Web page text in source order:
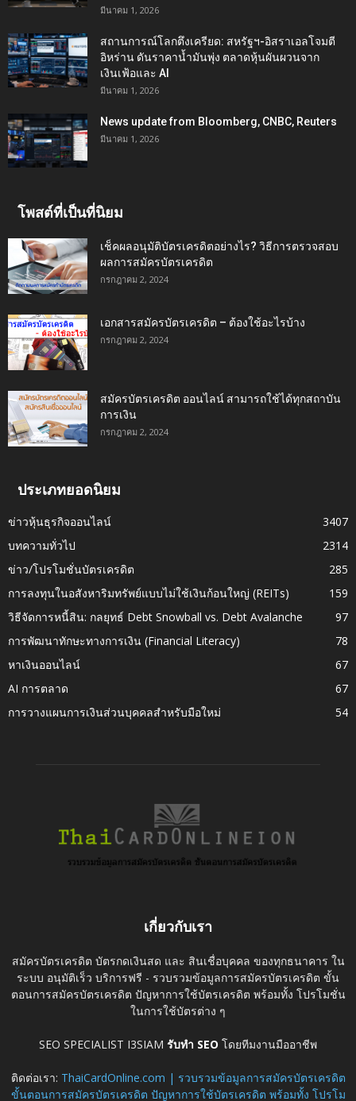
มีนาคม 1, 2026
สถานการณ์โลกตึงเครียด: สหรัฐฯ-อิสราเอลโจมตี
อิหร่าน ดันราคาน้ำมันพุ่ง ตลาดหุ้นผันผวนจาก
เงินเฟ้อและ AI
มีนาคม 1, 2026
News update from Bloomberg, CNBC, Reuters
มีนาคม 1, 2026
โพสต์ที่เป็นที่นิยม
เช็คผลอนุมัติบัตรเครดิตอย่างไร? วิธีการตรวจสอบ
ผลการสมัครบัตรเครดิต
กรกฎาคม 2, 2024
เอกสารสมัครบัตรเครดิต – ต้องใช้อะไรบ้าง
กรกฎาคม 2, 2024
สมัครบัตรเครดิต ออนไลน์ สามารถใช้ได้ทุกสถาบัน
การเงิน
กรกฎาคม 2, 2024
ประเภทยอดนิยม
ข่าวหุ้นธุรกิจออนไลน์
3407
บทความทั่วไป
2314
ข่าว/โปรโมชั่นบัตรเครดิต
285
การลงทุนในอสังหาริมทรัพย์แบบไม่ใช้เงินก้อนใหญ่ (REITs)
159
วิธีจัดการหนี้สิน: กลยุทธ์ Debt Snowball vs. Debt Avalanche
97
การพัฒนาทักษะทางการเงิน (Financial Literacy)
78
หาเงินออนไลน์
67
AI การตลาด
67
การวางแผนการเงินส่วนบุคคลสำหรับมือใหม่
54
เกี่ยวกับเรา
สมัครบัตรเครดิต บัตรกดเงินสด และ สินเชื่อบุคคล ของทุกธนาคาร ใน
ระบบ อนุมัติเร็ว บริการฟรี - รวบรวมข้อมูลการสมัครบัตรเครดิต ขั้น
ตอนการสมัครบัตรเครดิต ปัญหาการใช้บัตรเครดิต พร้อมทั้ง โปรโมชั่น
ในการใช้บัตรต่าง ๆ
SEO SPECIALIST I3SIAM รับทำ SEO โดยทีมงานมืออาชีพ
ติดต่อเรา: ThaiCardOnline.com | รวบรวมข้อมูลการสมัครบัตรเครดิต
ขั้นตอนการสมัครบัตรเครดิต ปัญหาการใช้บัตรเครดิต พร้อมทั้ง โปรโม